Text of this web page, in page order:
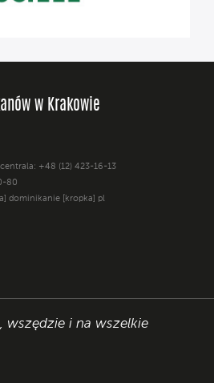
w Krakowie
+48 (12) 423-16-13
80
dominikanie [kropka] pl
wszędzie i na wszelkie